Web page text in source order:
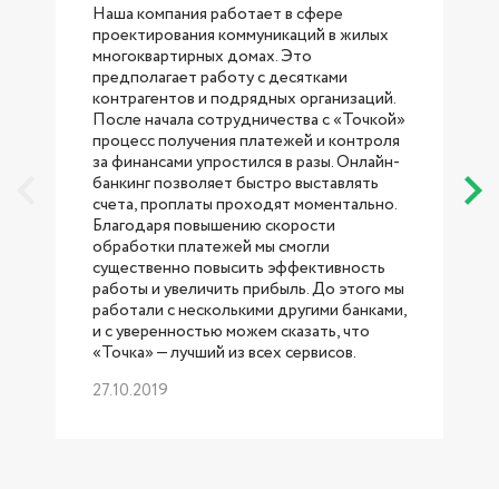
Наша компания работает в сфере
проектирования коммуникаций в жилых
многоквартирных домах. Это
предполагает работу с десятками
контрагентов и подрядных организаций.
После начала сотрудничества с «Точкой»
процесс получения платежей и контроля
за финансами упростился в разы. Онлайн-
банкинг позволяет быстро выставлять
счета, проплаты проходят моментально.
Благодаря повышению скорости
обработки платежей мы смогли
существенно повысить эффективность
работы и увеличить прибыль. До этого мы
работали с несколькими другими банками,
и с уверенностью можем сказать, что
«Точка» — лучший из всех сервисов.
27.10.2019